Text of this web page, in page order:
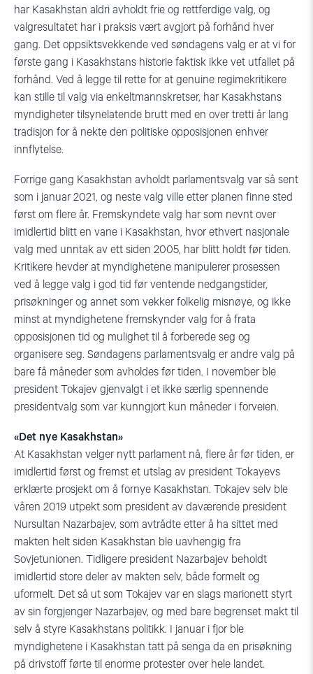
har Kasakhstan aldri avholdt frie og rettferdige valg, og
valgresultatet har i praksis vært avgjort på forhånd hver
gang. Det oppsiktsvekkende ved søndagens valg er at vi for
første gang i Kasakhstans historie faktisk ikke vet utfallet på
forhånd. Ved å legge til rette for at genuine regimekritikere
kan stille til valg via enkeltmannskretser, har Kasakhstans
myndigheter tilsynelatende brutt med en over tretti år lang
tradisjon for å nekte den politiske opposisjonen enhver
innflytelse.
Forrige gang Kasakhstan avholdt parlamentsvalg var så sent
som i januar 2021, og neste valg ville etter planen finne sted
først om flere år. Fremskyndete valg har som nevnt over
imidlertid blitt en vane i Kasakhstan, hvor ethvert nasjonale
valg med unntak av ett siden 2005, har blitt holdt før tiden.
Kritikere hevder at myndighetene manipulerer prosessen
ved å legge valg i god tid før ventende nedgangstider,
prisøkninger og annet som vekker folkelig misnøye, og ikke
minst at myndighetene fremskynder valg for å frata
opposisjonen tid og mulighet til å forberede seg og
organisere seg. Søndagens parlamentsvalg er andre valg på
bare få måneder som avholdes før tiden. I november ble
president Tokajev gjenvalgt i et ikke særlig spennende
presidentvalg som var kunngjort kun måneder i forveien.
«Det nye Kasakhstan»
At Kasakhstan velger nytt parlament nå, flere år før tiden, er
imidlertid først og fremst et utslag av president Tokayevs
erklærte prosjekt om å fornye Kasakhstan. Tokajev selv ble
våren 2019 utpekt som president av daværende president
Nursultan Nazarbajev, som avtrådte etter å ha sittet med
makten helt siden Kasakhstan ble uavhengig fra
Sovjetunionen. Tidligere president Nazarbajev beholdt
imidlertid store deler av makten selv, både formelt og
uformelt. Det så ut som Tokajev var en slags marionett styrt
av sin forgjenger Nazarbajev, og med bare begrenset makt til
selv å styre Kasakhstans politikk. I januar i fjor ble
myndighetene i Kasakhstan tatt på senga da en prisøkning
på drivstoff førte til enorme protester over hele landet.